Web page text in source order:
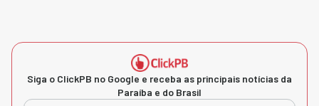
Siga o ClickPB no Google e receba as principais notícias da
Paraíba e do Brasil